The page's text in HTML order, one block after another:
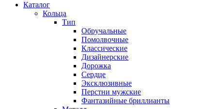
Каталог
Кольца
Тип
Обручальные
Помолвочные
Классические
Дизайнерские
Дорожка
Сердце
Эксклюзивные
Перстни мужские
Фантазийные бриллианты